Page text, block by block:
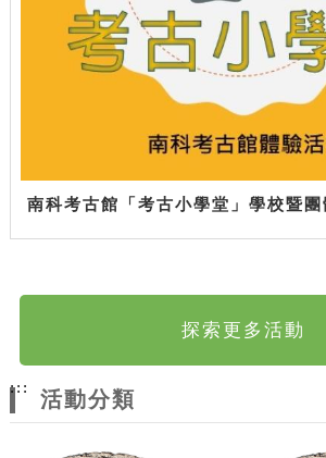
南科考古館「考古小學堂」學校暨
探索更多活動
:::
活動分類